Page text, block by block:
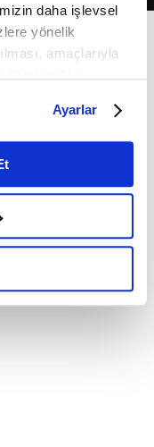
daha işlevsel
yönelik
amaçlarıyla
bilgi için
Kanunu uyarınca
ile ilgili daha
Ayarlar